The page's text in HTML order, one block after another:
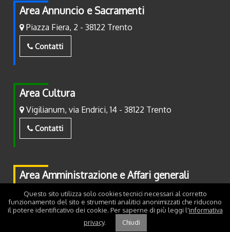
Area Annuncio e Sacramenti
Piazza Fiera, 2 - 38122 Trento
Contatti
Area Cultura
Vigilianum, via Endrici, 14 - 38122 Trento
Contatti
Area Amministrazione e Affari generali
Piazza Fiera, 2 - 38122 Trento
Contatti
Questo sito utilizza solo cookies tecnici necessari al corretto
funzionamento del sito e strumenti analitici anonimizzati che riducono
il potere identificativo dei cookie. Per saperne di più leggi l'informativa
privacy. Chiudi